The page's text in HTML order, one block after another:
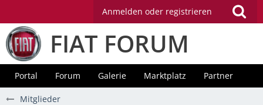
Anmelden oder registrieren
FIAT FORUM
Portal Forum Galerie Marktplatz Partner
Mitglieder